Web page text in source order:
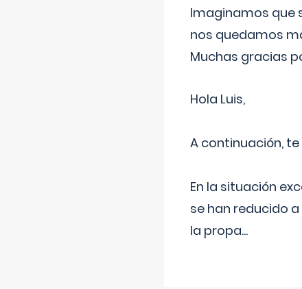
Imaginamos que
nos quedamos
Muchas gracias
Hola Luis,
A continuación,
En la situación
se han reducido
la propa...